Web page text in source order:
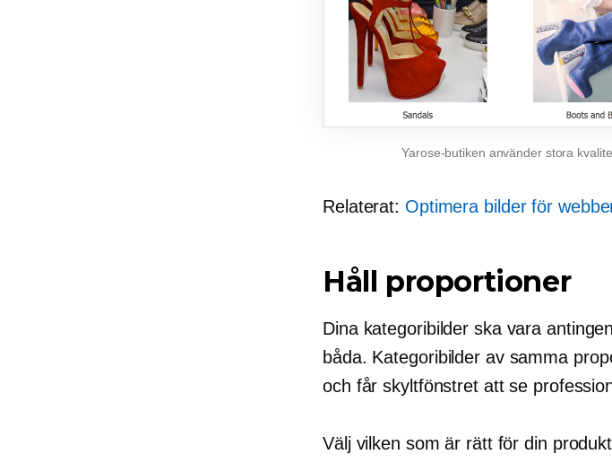
Yarose-butiken använder stora
Relaterat: Optimera bilder för
Håll proportioner
Dina kategoribilder ska vara
båda. Kategoribilder av samma
och får skyltfönstret att se
Välj vilken som är rätt för din